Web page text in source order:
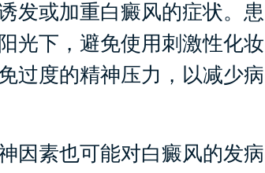
发或加重白癜风的症状。患
光下，避免使用刺激性化妆
过度的精神压力，以减少病
素也可能对白癜风的发病